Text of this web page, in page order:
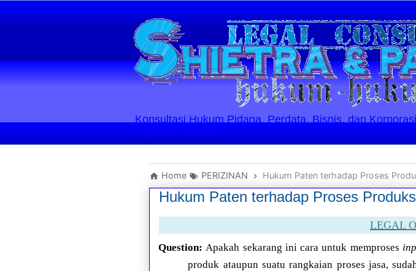
Konsultasi Hukum Pidana, Perdata, Bisnis, dan
Layanan Berlaku
Home PERIZINAN Hukum Paten terhadap Proses
Hukum Paten terhadap Proses
LEGAL
Question: Apakah sekarang ini cara untuk memproses
produk ataupun suatu rangkaian proses jasa,